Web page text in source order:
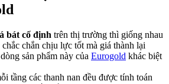
bát cố định trên thị trường thì giống nhau
chắn chịu lực tốt mà giá thành lại
sản phẩm này của Eurogold khác biệt
tầng các thanh nan đều được tính toán